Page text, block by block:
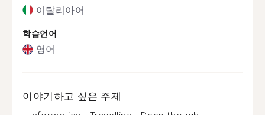
이탈리아어
학습언어
영어
이야기하고 싶은 주제